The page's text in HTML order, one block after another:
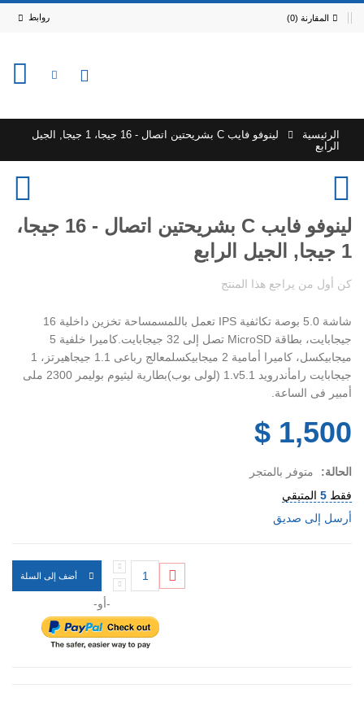
المقارنة (0) روابط
الرئيسية
لينوفو فايب C بشريحتين اتصال - 16 جيجا، 1 جيجا, الجيل
الرابع
لينوفو فايب C بشريحتين اتصال - 16 جيجا،
1 جيجا, الجيل الرابع
كن أول من يراجع هذا المنتج
شاشة 5.0 بوصة تكاثفية IPS تعمل باللمسمساحة تخزين داخلية 16
جيجابايت، بطاقة MicroSD تصل إلى 32 جيجابايت‏.‏كاميرا خلفية 5
ميجابيكسل، كاميرا أمامية 2 ميجابيكسلمعالج رباعى 1.1 جيجاهيرتز، 1
جيجابايت رامأندرويد v5.1‏.‏1 ‏(‏لولى بوب‏)‏بطارية ليثيوم بوليمر 2300 ملى
أمبير فى الساعة.
1,500 $
الحالة:
متوفر بالمتجر
فقط 5 المتبقي
أرسل إلى صديق
أضف إلى السلة
-أو-